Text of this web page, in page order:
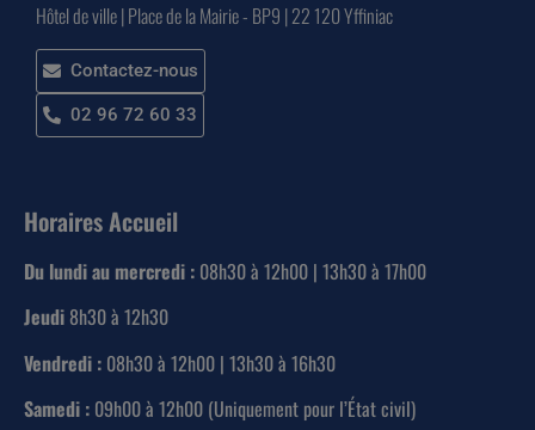
Hôtel de ville | Place de la Mairie - BP9 | 22 120 Yffiniac
Contactez-nous
02 96 72 60 33
Horaires Accueil
Du lundi au mercredi : 08h30 à 12h00 | 13h30 à 17h00
Jeudi 8h30 à 12h30
Vendredi : 08h30 à 12h00 | 13h30 à 16h30
Samedi : 09h00 à 12h00 (Uniquement pour l’État civil)